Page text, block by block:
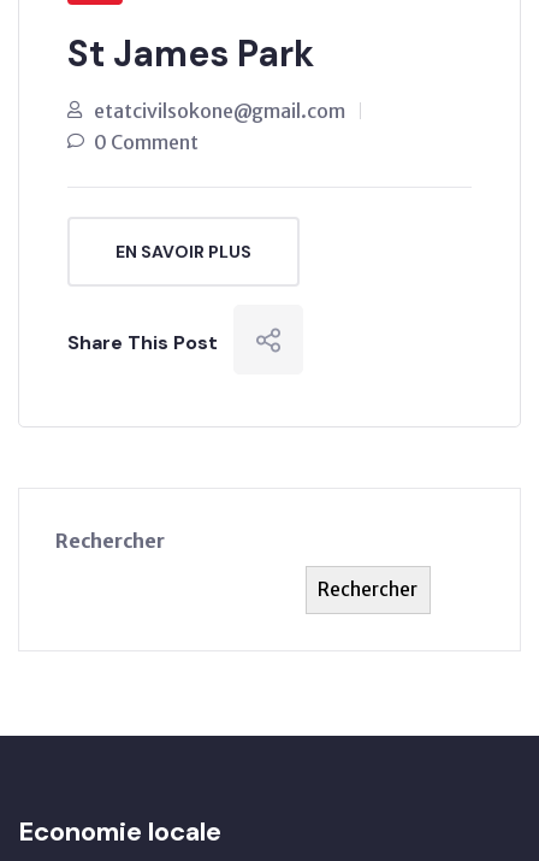
St James Park
etatcivilsokone@gmail.com
0 Comment
EN SAVOIR PLUS
Share This Post
Rechercher
Rechercher
Economie locale